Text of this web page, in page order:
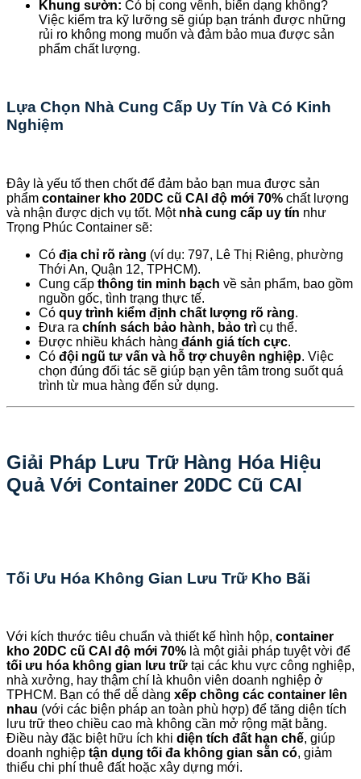
Khung sườn: Có bị cong vênh, biến dạng không?
Việc kiểm tra kỹ lưỡng sẽ giúp bạn tránh được những
rủi ro không mong muốn và đảm bảo mua được sản
phẩm chất lượng.
Lựa Chọn Nhà Cung Cấp Uy Tín Và Có Kinh
Nghiệm
Đây là yếu tố then chốt để đảm bảo bạn mua được sản
phẩm container kho 20DC cũ CAI độ mới 70% chất lượng
và nhận được dịch vụ tốt. Một nhà cung cấp uy tín như
Trọng Phúc Container sẽ:
Có địa chỉ rõ ràng (ví dụ: 797, Lê Thị Riêng, phường
Thới An, Quận 12, TPHCM).
Cung cấp thông tin minh bạch về sản phẩm, bao gồm
nguồn gốc, tình trạng thực tế.
Có quy trình kiểm định chất lượng rõ ràng.
Đưa ra chính sách bảo hành, bảo trì cụ thể.
Được nhiều khách hàng đánh giá tích cực.
Có đội ngũ tư vấn và hỗ trợ chuyên nghiệp. Việc
chọn đúng đối tác sẽ giúp bạn yên tâm trong suốt quá
trình từ mua hàng đến sử dụng.
Giải Pháp Lưu Trữ Hàng Hóa Hiệu
Quả Với Container 20DC Cũ CAI
Tối Ưu Hóa Không Gian Lưu Trữ Kho Bãi
Với kích thước tiêu chuẩn và thiết kế hình hộp, container
kho 20DC cũ CAI độ mới 70% là một giải pháp tuyệt vời để
tối ưu hóa không gian lưu trữ tại các khu vực công nghiệp,
nhà xưởng, hay thậm chí là khuôn viên doanh nghiệp ở
TPHCM. Bạn có thể dễ dàng xếp chồng các container lên
nhau (với các biện pháp an toàn phù hợp) để tăng diện tích
lưu trữ theo chiều cao mà không cần mở rộng mặt bằng.
Điều này đặc biệt hữu ích khi diện tích đất hạn chế, giúp
doanh nghiệp tận dụng tối đa không gian sẵn có, giảm
thiểu chi phí thuê đất hoặc xây dựng mới.